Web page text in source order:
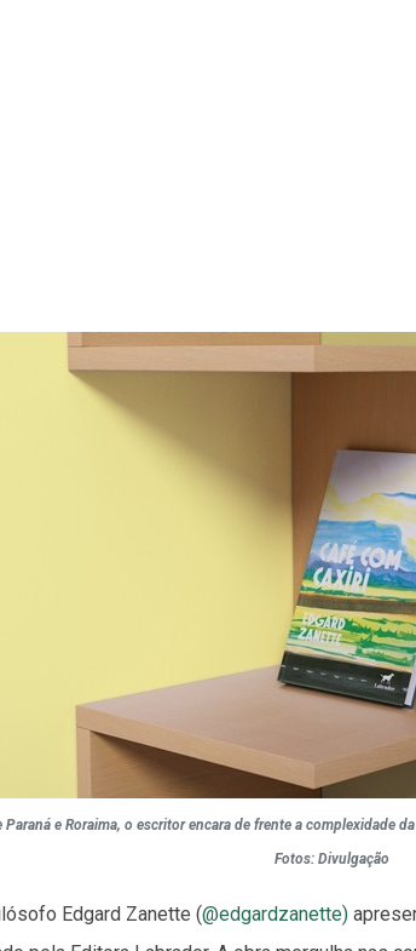
Paraná e Roraima, o escritor encara de frente a complexidade
Fotos: Divulgação
Edgard Zanette (@edgardzanette)